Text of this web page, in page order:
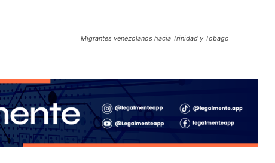
Migrantes venezolanos hacia Trinidad y Tobago